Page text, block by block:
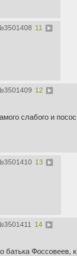
3501408 11
3501409 12
слабого и
3501410 13
3501411 14
Фоссовеев,